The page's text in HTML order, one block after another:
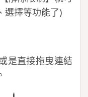
選擇等功能了)
是直接拖曳連結